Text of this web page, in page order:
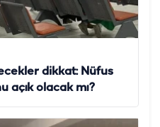
dikkat: Nüfus
açık olacak mı?